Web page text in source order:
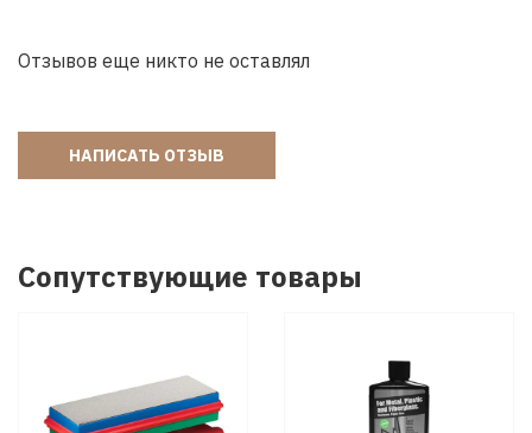
Отзывов еще никто не оставлял
НАПИСАТЬ ОТЗЫВ
Сопутствующие товары